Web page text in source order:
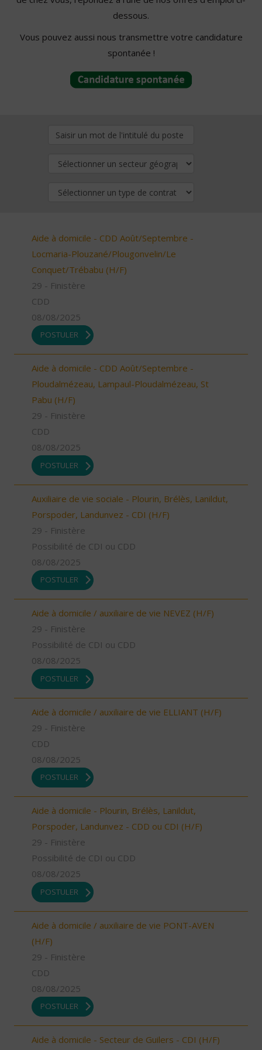
dessous.
Vous pouvez aussi nous transmettre votre candidature
spontanée !
Aide à domicile - CDD Août/Septembre -
Locmaria-Plouzané/Plougonvelin/Le
Conquet/Trébabu (H/F)
29 - Finistère
CDD
08/08/2025
POSTULER
Aide à domicile - CDD Août/Septembre -
Ploudalmézeau, Lampaul-Ploudalmézeau, St
Pabu (H/F)
29 - Finistère
CDD
08/08/2025
POSTULER
Auxiliaire de vie sociale - Plourin, Brélès, Lanildut,
Porspoder, Landunvez - CDI (H/F)
29 - Finistère
Possibilité de CDI ou CDD
08/08/2025
POSTULER
Aide à domicile / auxiliaire de vie NEVEZ (H/F)
29 - Finistère
Possibilité de CDI ou CDD
08/08/2025
POSTULER
Aide à domicile / auxiliaire de vie ELLIANT (H/F)
29 - Finistère
CDD
08/08/2025
POSTULER
Aide à domicile - Plourin, Brélès, Lanildut,
Porspoder, Landunvez - CDD ou CDI (H/F)
29 - Finistère
Possibilité de CDI ou CDD
08/08/2025
POSTULER
Aide à domicile / auxiliaire de vie PONT-AVEN
(H/F)
29 - Finistère
CDD
08/08/2025
POSTULER
Aide à domicile - Secteur de Guilers - CDI (H/F)